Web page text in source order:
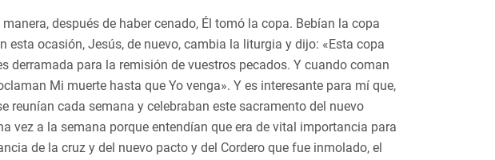
después de haber cenado, Él tomó la copa. Bebían la copa
esta ocasión, Jesús, de nuevo, cambia la liturgia y dijo: «Esta copa
derramada para la remisión de vuestros pecados. Y cuando coman
Mi muerte hasta que Yo venga». Y es interesante para mí que,
reunían cada semana y celebraban este sacramento del nuevo
vez a la semana porque entendían que era de vital importancia para
de la cruz y del nuevo pacto y del Cordero que fue inmolado, el